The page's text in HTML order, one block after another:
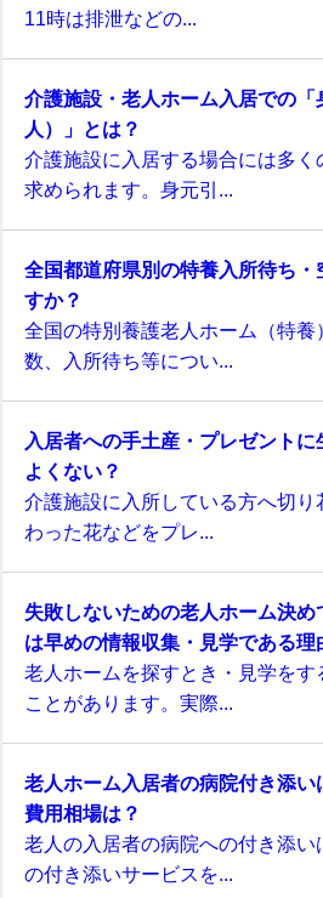
11時は排泄などの...
介護施設・老人ホーム入居での「
人）」とは？
介護施設に入居する場合には多
求められます。身元引...
全国都道府県別の特養入所待ち・
すか？
全国の特別養護老人ホーム（特
数、入所待ち等につい...
入居者への手土産・プレゼント
よくない？
介護施設に入所している方へ切り
わった花などをプレ...
失敗しないための老人ホーム決
は早めの情報収集・見学である理
老人ホームを探すとき・見学をす
ことがあります。実際...
老人ホーム入居者の病院付き添
費用相場は？
老人の入居者の病院への付き添い
の付き添いサービスを...